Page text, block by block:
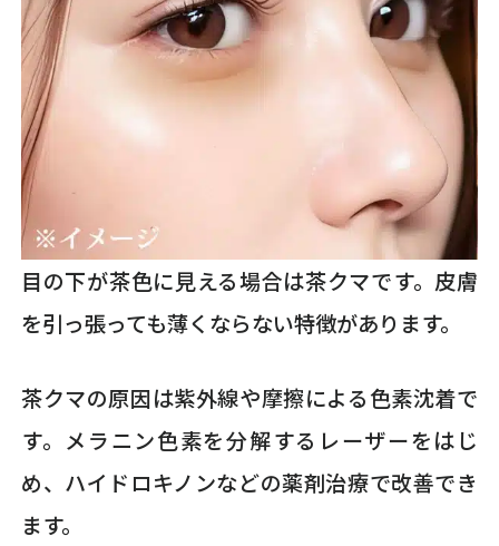
目の下が茶色に見える場合は茶クマです。皮膚
を引っ張っても薄くならない特徴があります。
茶クマの原因は紫外線や摩擦による色素沈着で
す。メラニン色素を分解するレーザーをはじ
め、ハイドロキノンなどの薬剤治療で改善でき
ます。